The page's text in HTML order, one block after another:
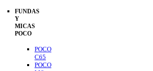
FUNDAS
Y
MICAS
POCO
POCO
C65
POCO